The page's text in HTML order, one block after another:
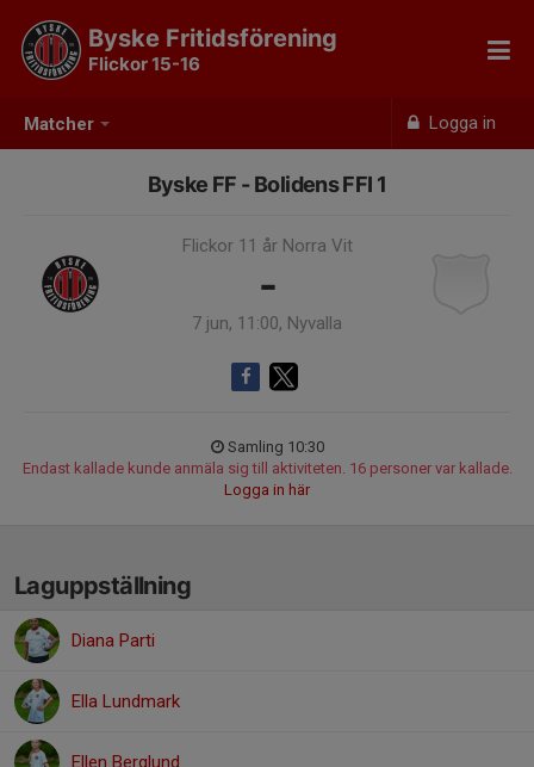
Matcher Logga in
Byske Fritidsförening
Flickor 15-16
Byske FF - Bolidens FFI 1
Flickor 11 år Norra Vit
-
7 jun, 11:00, Nyvalla
Samling 10:30
Endast kallade kunde anmäla sig till aktiviteten. 16 personer var kallade.
Logga in här
Laguppställning
Diana Parti
Ella Lundmark
Ellen Berglund